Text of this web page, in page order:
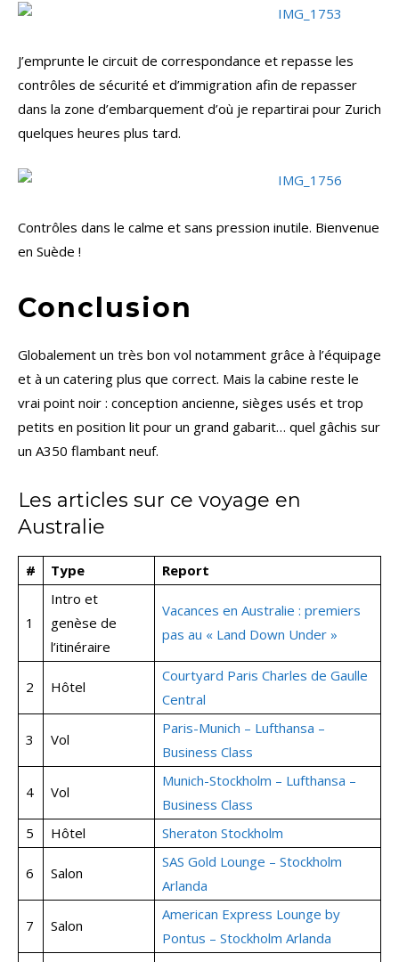
J’emprunte le circuit de correspondance et repasse les
contrôles de sécurité et d’immigration afin de repasser
dans la zone d’embarquement d’où je repartirai pour Zurich
quelques heures plus tard.
Contrôles dans le calme et sans pression inutile. Bienvenue
en Suède !
Conclusion
Globalement un très bon vol notamment grâce à l’équipage
et à un catering plus que correct. Mais la cabine reste le
vrai point noir : conception ancienne, sièges usés et trop
petits en position lit pour un grand gabarit… quel gâchis sur
un A350 flambant neuf.
Les articles sur ce voyage en
Australie
# Type Report
1
Intro et
genèse de
l’itinéraire
Vacances en Australie : premiers
pas au « Land Down Under »
2 Hôtel
Courtyard Paris Charles de Gaulle
Central
3 Vol
Paris-Munich – Lufthansa –
Business Class
4 Vol
Munich-Stockholm – Lufthansa –
Business Class
5
Hôtel Sheraton Stockholm
6 Salon
SAS Gold Lounge – Stockholm
Arlanda
7 Salon
American Express Lounge by
Pontus – Stockholm Arlanda